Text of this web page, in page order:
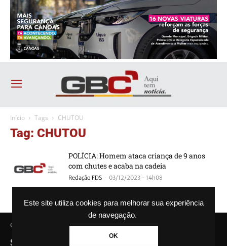
Este site utiliza cookies para melhorar sua experiência
de navegação.
OK
Início Tags CHUTOU
Tag: CHUTOU
POLÍCIA: Homem ataca criança de 9 anos
com chutes e acaba na cadeia
Redação FDS - 03/12/2023 - 14h08
© Agência GBC. Aqui tem notícia. Todos os direitos reservados.
SAIBA MAIS SOBRE A AGÊNCIA GBC